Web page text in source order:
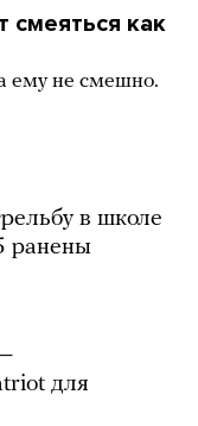
как
ему не смешно.
в школе
ранены
для